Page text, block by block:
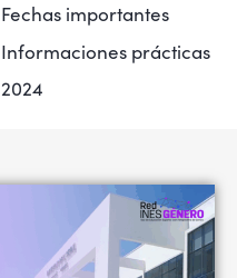
Fechas importantes
Informaciones prácticas
2024